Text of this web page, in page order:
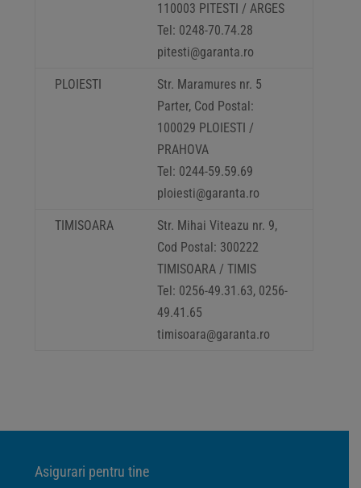
110003 PITESTI / ARGES
Tel: 0248-70.74.28
pitesti@garanta.ro
PLOIESTI
Str. Maramures nr. 5
Parter, Cod Postal:
100029 PLOIESTI /
PRAHOVA
Tel: 0244-59.59.69
ploiesti@garanta.ro
TIMISOARA
Str. Mihai Viteazu nr. 9,
Cod Postal: 300222
TIMISOARA / TIMIS
Tel: 0256-49.31.63, 0256-
49.41.65
timisoara@garanta.ro
Asigurari pentru tine